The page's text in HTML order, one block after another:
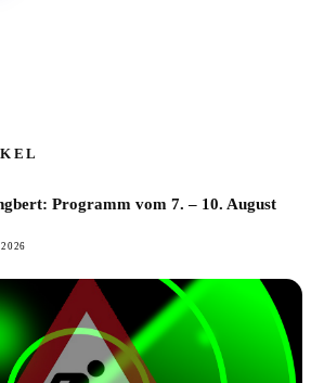
Programm vom 7. – 10. August